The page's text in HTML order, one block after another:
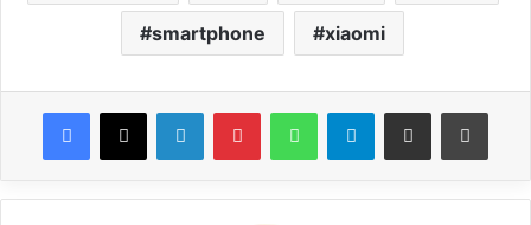
smartphone xiaomi
Facebook
X LinkedinPinterestWhatsAppTelegramPartagez par mail